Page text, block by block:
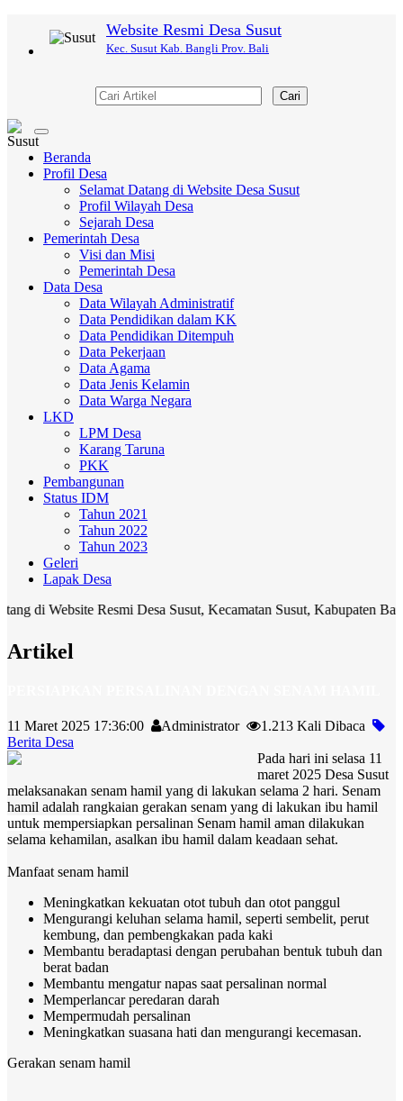
Website Resmi Desa Susut
Kec. Susut Kab. Bangli Prov. Bali
Cari
Toggle
navigation
Beranda
Profil Desa
Selamat Datang di Website Desa Susut
Profil Wilayah Desa
Sejarah Desa
Pemerintah Desa
Visi dan Misi
Pemerintah Desa
Data Desa
Data Wilayah Administratif
Data Pendidikan dalam KK
Data Pendidikan Ditempuh
Data Pekerjaan
Data Agama
Data Jenis Kelamin
Data Warga Negara
LKD
LPM Desa
Karang Taruna
PKK
Pembangunan
Status IDM
Tahun 2021
Tahun 2022
Tahun 2023
Geleri
Lapak Desa
Resmi Desa Susut, Kecamatan Susut, Kabupaten Bangli.
Artikel
11 Maret 2025 17:36:00 Administrator
1.213 Kali Dibaca
Berita Desa
Pada hari ini selasa 11
maret 2025 Desa Susut
melaksanakan senam hamil yang di lakukan selama 2 hari. Senam
hamil adalah rangkaian gerakan senam yang di lakukan ibu hamil
untuk mempersiapkan persalinan Senam hamil aman dilakukan
selama kehamilan, asalkan ibu hamil dalam keadaan sehat.
Manfaat senam hamil
Meningkatkan kekuatan otot tubuh dan otot panggul
Mengurangi keluhan selama hamil, seperti sembelit, perut
kembung, dan pembengkakan pada kaki
Membantu beradaptasi dengan perubahan bentuk tubuh dan
berat badan
Membantu mengatur napas saat persalinan normal
Memperlancar peredaran darah
Mempermudah persalinan
Meningkatkan suasana hati dan mengurangi kecemasan.
Gerakan senam hamil